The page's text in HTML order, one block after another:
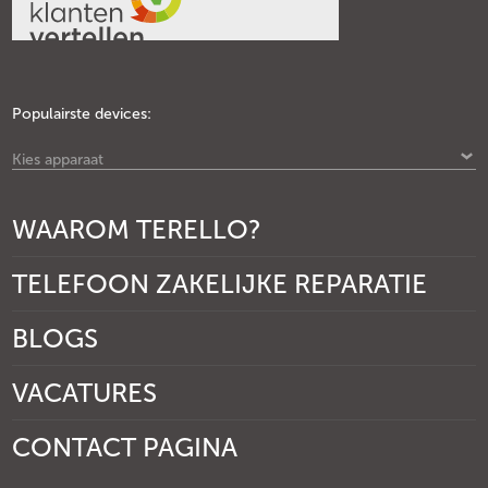
Populairste devices:
Kies apparaat
WAAROM TERELLO?
TELEFOON ZAKELIJKE REPARATIE
BLOGS
VACATURES
CONTACT PAGINA